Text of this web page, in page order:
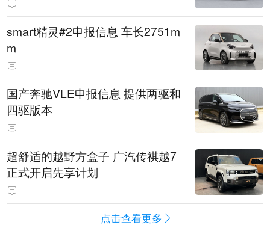
smart精灵#2申报信息 车长2751m
m
国产奔驰VLE申报信息 提供两驱和
四驱版本
超舒适的越野方盒子 广汽传祺越7
正式开启先享计划
点击查看更多